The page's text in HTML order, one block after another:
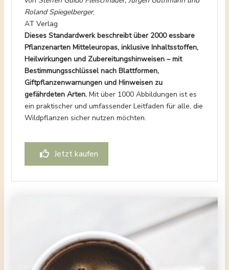
Roland Spiegelberger;
AT Verlag
Dieses Standardwerk beschreibt über 2000 essbare
Pflanzenarten Mitteleuropas, inklusive Inhaltsstoffen,
Heilwirkungen und Zubereitungshinweisen – mit
Bestimmungsschlüssel nach Blattformen,
Giftpflanzenwarnungen und Hinweisen zu
gefährdeten Arten. Mit über 1000 Abbildungen ist es
ein praktischer und umfassender Leitfaden für alle, die
Wildpflanzen sicher nutzen möchten.
Jetzt kaufen